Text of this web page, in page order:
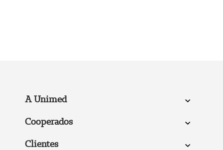
A Unimed
Cooperados
Clientes